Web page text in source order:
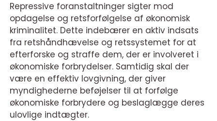
Repressive foranstaltninger sigter mod
opdagelse og retsforfølgelse af økonomisk
kriminalitet. Dette indebærer en aktiv indsats
fra retshåndhævelse og retssystemet for at
efterforske og straffe dem, der er involveret i
økonomiske forbrydelser. Samtidig skal der
være en effektiv lovgivning, der giver
myndighederne beføjelser til at forfølge
økonomiske forbrydere og beslaglægge deres
ulovlige indtægter.